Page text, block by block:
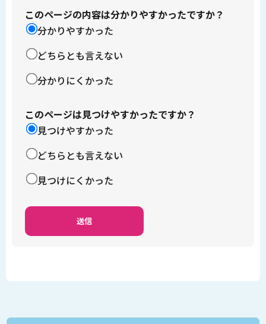
このページの内容は分かりやすかったですか？
分かりやすかった
どちらとも言えない
分かりにくかった
このページは見つけやすかったですか？
見つけやすかった
どちらとも言えない
見つけにくかった